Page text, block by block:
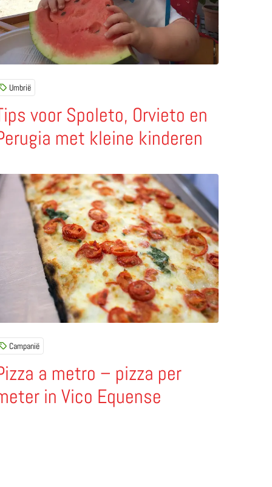
voor Spoleto, Orvieto en
met kleine kinderen
Umbrië
a metro – pizza per
in Vico Equense
Campanië
meer over Pizza a metro – pizza per meter in Vico